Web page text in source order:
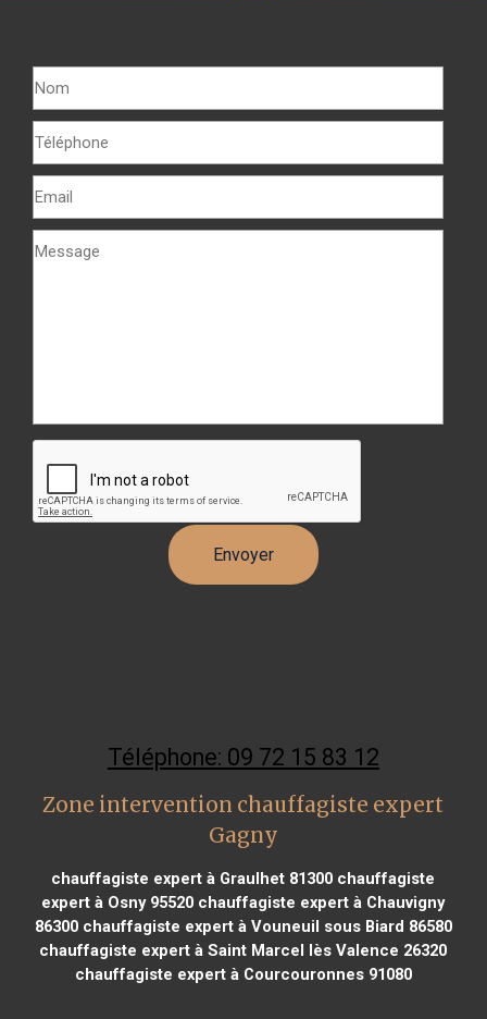
Téléphone: 09 72 15 83 12
Zone intervention chauffagiste expert
Gagny
chauffagiste expert à Graulhet 81300 chauffagiste
expert à Osny 95520 chauffagiste expert à Chauvigny
86300chauffagiste expert à Vouneuil sous Biard 86580
chauffagiste expert à Saint Marcel lès Valence 26320
chauffagiste expert à Courcouronnes 91080